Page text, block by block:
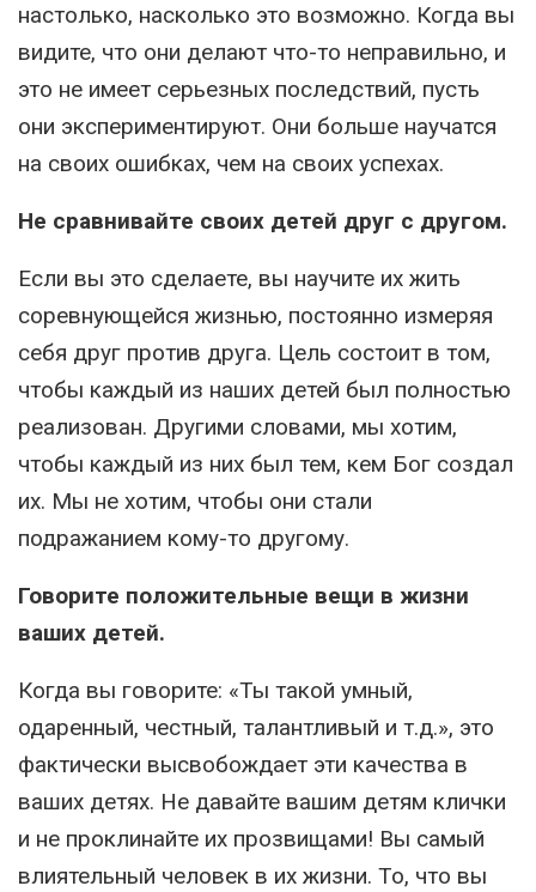
настолько, насколько это возможно. Когда вы
видите, что они делают что-то неправильно, и
это не имеет серьезных последствий, пусть
они экспериментируют. Они больше научатся
на своих ошибках, чем на своих успехах.
Не сравнивайте своих детей друг с другом.
Если вы это сделаете, вы научите их жить
соревнующейся жизнью, постоянно измеряя
себя друг против друга. Цель состоит в том,
чтобы каждый из наших детей был полностью
реализован. Другими словами, мы хотим,
чтобы каждый из них был тем, кем Бог создал
их. Мы не хотим, чтобы они стали
подражанием кому-то другому.
Говорите положительные вещи в жизни
ваших детей.
Когда вы говорите: «Ты такой умный,
одаренный, честный, талантливый и т.д.», это
фактически высвобождает эти качества в
ваших детях. Не давайте вашим детям клички
и не проклинайте их прозвищами! Вы самый
влиятельный человек в их жизни. То, что вы